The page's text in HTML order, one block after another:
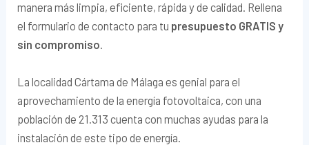
manera más limpia, eficiente, rápida y de calidad. Rellena
el formulario de contacto para tu presupuesto GRATIS y
sin compromiso.
La localidad Cártama de Málaga es genial para el
aprovechamiento de la energía fotovoltaica, con una
población de 21.313 cuenta con muchas ayudas para la
instalación de este tipo de energía.